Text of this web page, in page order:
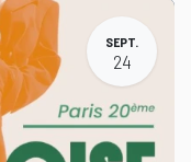
SEPT.
24